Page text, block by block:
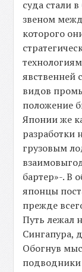
суда стали
звеном
которого
явственней
видов
положение
Японии же
разработки
грузовым
бартер»-. В
японцы
прежде
Путь лежал
Сингапура,
Обогнув
подводники